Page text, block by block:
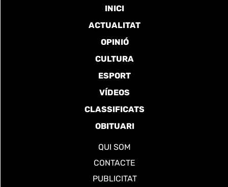
INICI
ACTUALITAT
OPINIÓ
CULTURA
ESPORT
VÍDEOS
CLASSIFICATS
OBITUARI
QUI SOM
CONTACTE
PUBLICITAT